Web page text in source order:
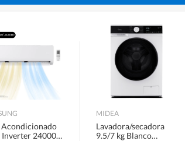
Inverter 24000
MIDEA
Lavadora/secadora
9.5/7 kg Blanco